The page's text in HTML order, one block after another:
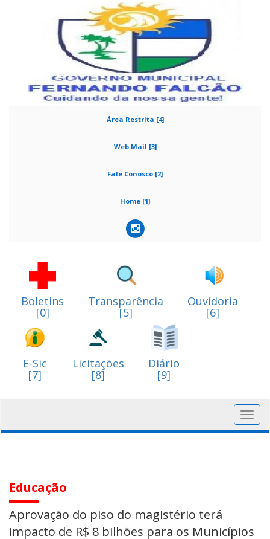
Área Restrita [4]
Web Mail [3]
Fale Conosco [2]
Home [1]
Boletins
[0]
Transparência
[5]
Ouvidoria
[6]
E-Sic
[7]
Licitações
[8]
Diário
[9]
Educação
Aprovação do piso do magistério terá
impacto de R$ 8 bilhões para os Municípios